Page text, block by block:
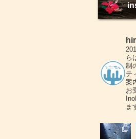
ら
制
テ
案
お
ま